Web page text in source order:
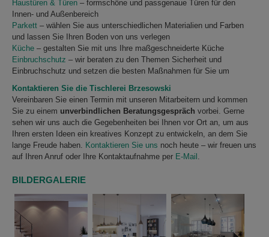
Haustüren & Türen – formschöne und passgenaue Türen für den
Innen- und Außenbereich
Parkett – wählen Sie aus unterschiedlichen Materialien und Farben
und lassen Sie Ihren Boden von uns verlegen
Küche – gestalten Sie mit uns Ihre maßgeschneiderte Küche
Einbruchschutz – wir beraten zu den Themen Sicherheit und
Einbruchschutz und setzen die besten Maßnahmen für Sie um
Kontaktieren Sie die Tischlerei Brzesowski
Vereinbaren Sie einen Termin mit unseren Mitarbeitern und kommen
Sie zu einem unverbindlichen Beratungsgespräch vorbei. Gerne
sehen wir uns auch die Gegebenheiten bei Ihnen vor Ort an, um aus
Ihren ersten Ideen ein kreatives Konzept zu entwickeln, an dem Sie
lange Freude haben. Kontaktieren Sie uns noch heute – wir freuen uns
auf Ihren Anruf oder Ihre Kontaktaufnahme per E-Mail
BILDERGALERIE